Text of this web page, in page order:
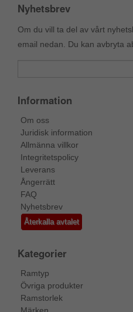
Nyhetsbrev
Om du vill ta del av vårt
email nedan. Du kan avbryta
Information
Om oss
Juridisk information
Allmänna villkor
Integritetspolicy
Leverans
Ångerrätt
FAQ
Nyhetsbrev
Återkalla avtalet
Kategorier
Ramtyp
Övriga produkter
Ramstorlek
Märken